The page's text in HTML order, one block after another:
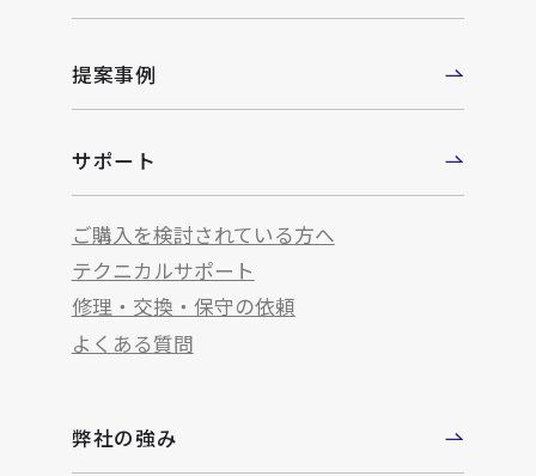
提案事例
サポート
ご購入を検討されている方へ
テクニカルサポート
修理・交換・保守の依頼
よくある質問
弊社の強み